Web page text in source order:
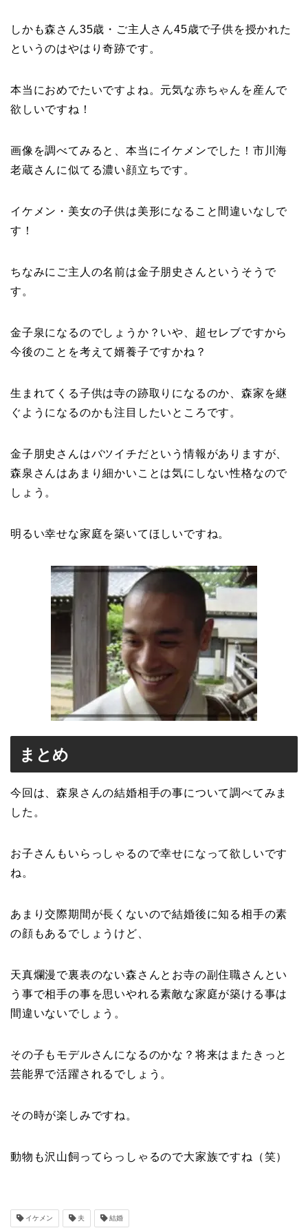
しかも森さん35歳・ご主人さん45歳で子供を授かれた
というのはやはり奇跡です。
本当におめでたいですよね。元気な赤ちゃんを産んで
欲しいですね！
画像を調べてみると、本当にイケメンでした！市川海
老蔵さんに似てる濃い顔立ちです。
イケメン・美女の子供は美形になること間違いなしで
す！
ちなみにご主人の名前は金子朋史さんというそうで
す。
金子泉になるのでしょうか？いや、超セレブですから
今後のことを考えて婿養子ですかね？
生まれてくる子供は寺の跡取りになるのか、森家を継
ぐようになるのかも注目したいところです。
金子朋史さんはバツイチだという情報がありますが、
森泉さんはあまり細かいことは気にしない性格なので
しょう。
明るい幸せな家庭を築いてほしいですね。
まとめ
今回は、森泉さんの結婚相手の事について調べてみま
した。
お子さんもいらっしゃるので幸せになって欲しいです
ね。
あまり交際期間が長くないので結婚後に知る相手の素
の顔もあるでしょうけど、
天真爛漫で裏表のない森さんとお寺の副住職さんとい
う事で相手の事を思いやれる素敵な家庭が築ける事は
間違いないでしょう。
その子もモデルさんになるのかな？将来はまたきっと
芸能界で活躍されるでしょう。
その時が楽しみですね。
動物も沢山飼ってらっしゃるので大家族ですね（笑）
イケメン 夫 結婚